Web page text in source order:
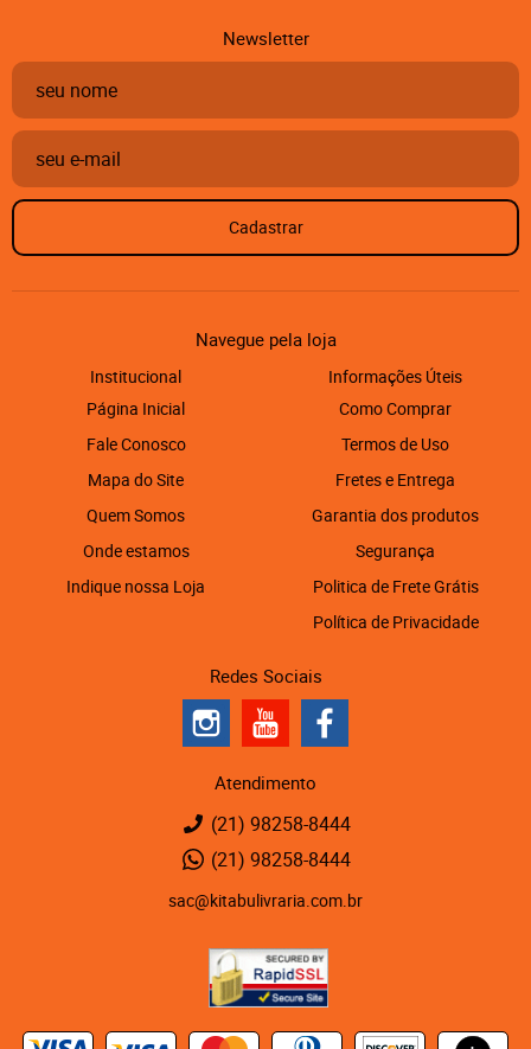
Newsletter
Cadastrar
Navegue pela loja
Institucional
Página Inicial
Fale Conosco
Mapa do Site
Quem Somos
Onde estamos
Indique nossa Loja
Informações Úteis
Como Comprar
Termos de Uso
Fretes e Entrega
Garantia dos produtos
Segurança
Politica de Frete Grátis
Política de Privacidade
Redes Sociais
Atendimento
(21) 98258-8444
(21) 98258-8444
sac@kitabulivraria.com.br